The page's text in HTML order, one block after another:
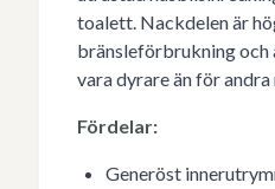
toalett. Nackdelen är
bränsleförbrukning och
vara dyrare än för andra
Fördelar:
Generöst